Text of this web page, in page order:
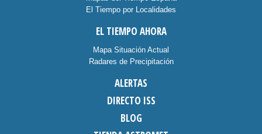
El Tiempo por Localidades
EL TIEMPO AHORA
Mapa Situación Actual
Radares de Precipitación
ALERTAS
DIRECTO ISS
BLOG